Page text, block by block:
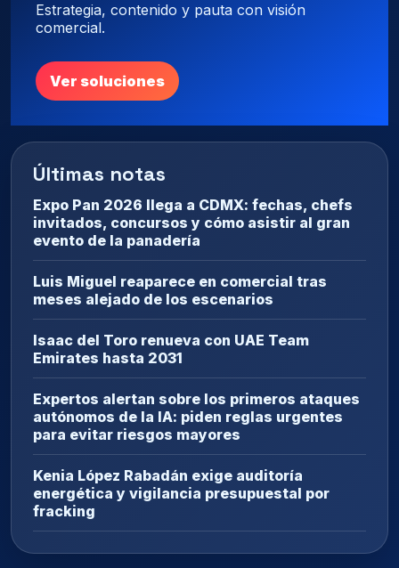
Estrategia, contenido y pauta con visión
comercial.
Ver soluciones
Últimas notas
Expo Pan 2026 llega a CDMX: fechas, chefs
invitados, concursos y cómo asistir al gran
evento de la panadería
Luis Miguel reaparece en comercial tras
meses alejado de los escenarios
Isaac del Toro renueva con UAE Team
Emirates hasta 2031
Expertos alertan sobre los primeros ataques
autónomos de la IA: piden reglas urgentes
para evitar riesgos mayores
Kenia López Rabadán exige auditoría
energética y vigilancia presupuestal por
fracking